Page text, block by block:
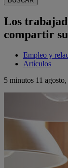
Los
compartir
Empleo y
Artículos
5 minutos 11